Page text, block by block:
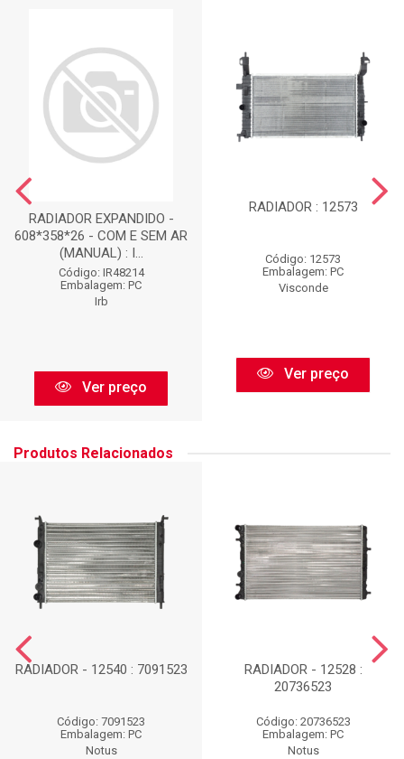
RADIADOR EXPANDIDO -
608*358*26 - COM E SEM AR
(MANUAL) : I...
Código: IR48214
Embalagem: PC
Irb
Ver preço
RADIADOR : 12573
Código: 12573
Embalagem: PC
Visconde
Ver preço
Produtos Relacionados
RADIADOR - 12540 : 7091523
Código: 7091523
Embalagem: PC
Notus
RADIADOR - 12528 :
20736523
Código: 20736523
Embalagem: PC
Notus